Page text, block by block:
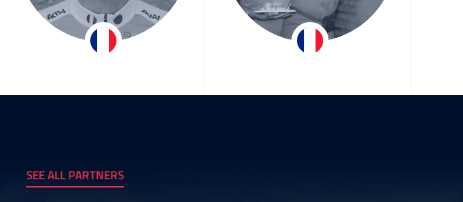
Patrice Plozner Hervé & Christiane
SEE ALL PARTNERS